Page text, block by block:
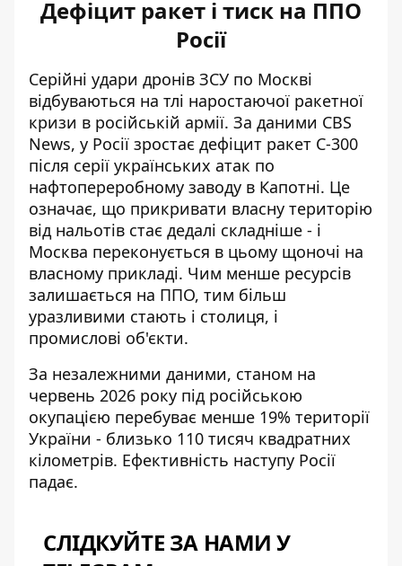
Дефіцит ракет і тиск на ППО
Росії
Серійні удари дронів ЗСУ по Москві
відбуваються на тлі наростаючої ракетної
кризи в російській армії. За даними CBS
News, у Росії зростає дефіцит ракет С-300
після серії українських атак по
нафтопереробному заводу в Капотні. Це
означає, що прикривати власну територію
від нальотів стає дедалі складніше - і
Москва переконується в цьому щоночі на
власному прикладі. Чим менше ресурсів
залишається на ППО, тим більш
уразливими стають і столиця, і
промислові об'єкти.
За незалежними даними, станом на
червень 2026 року під російською
окупацією перебуває менше 19% території
України - близько 110 тисяч квадратних
кілометрів. Ефективність наступу Росії
падає.
СЛІДКУЙТЕ ЗА НАМИ У